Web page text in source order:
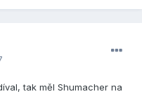
tak měl Shumacher na